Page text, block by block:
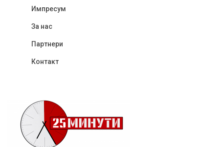
Импресум
За нас
Партнери
Контакт